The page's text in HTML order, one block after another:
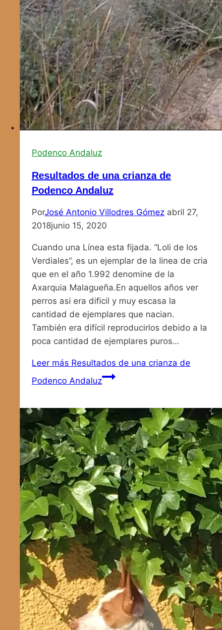
Podenco Andaluz
Resultados de una crianza de
Podenco Andaluz
PorJosé Antonio Villodres Gómez abril 27,
2018junio 15, 2020
Cuando una Línea esta fijada. “Loli de los
Verdiales”, es un ejemplar de la linea de cria
que en el año 1.992 denomine de la
Axarquia Malagueña.En aquellos años ver
perros asi era dificil y muy escasa la
cantidad de ejemplares que nacian.
También era difícil reproducirlos debido a la
poca cantidad de ejemplares puros…
Leer más Resultados de una crianza de
Podenco Andaluz